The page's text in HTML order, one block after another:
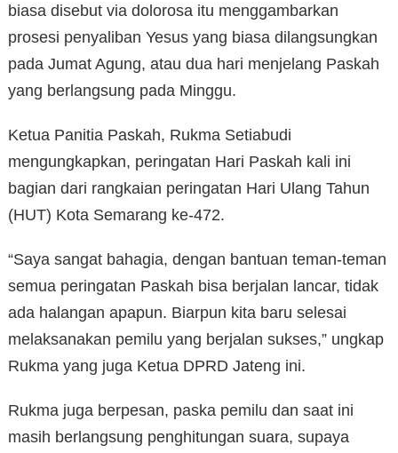
biasa disebut via dolorosa itu menggambarkan
prosesi penyaliban Yesus yang biasa dilangsungkan
pada Jumat Agung, atau dua hari menjelang Paskah
yang berlangsung pada Minggu.
Ketua Panitia Paskah, Rukma Setiabudi
mengungkapkan, peringatan Hari Paskah kali ini
bagian dari rangkaian peringatan Hari Ulang Tahun
(HUT) Kota Semarang ke-472.
“Saya sangat bahagia, dengan bantuan teman-teman
semua peringatan Paskah bisa berjalan lancar, tidak
ada halangan apapun. Biarpun kita baru selesai
melaksanakan pemilu yang berjalan sukses,” ungkap
Rukma yang juga Ketua DPRD Jateng ini.
Rukma juga berpesan, paska pemilu dan saat ini
masih berlangsung penghitungan suara, supaya